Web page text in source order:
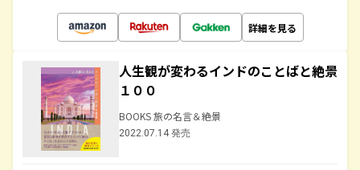
詳細を見る
人生観が変わるインドのことばと絶景
１００
BOOKS 旅の名言＆絶景
2022.07.14 発売